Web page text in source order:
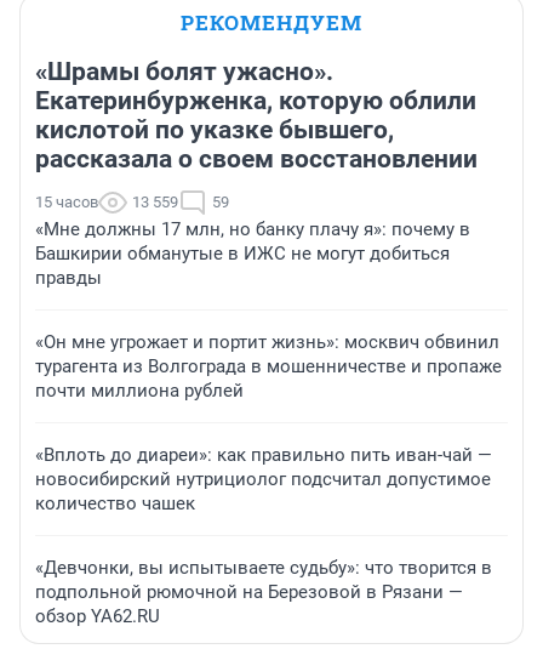
РЕКОМЕНДУЕМ
«Шрамы болят ужасно».
Екатеринбурженка, которую облили
кислотой по указке бывшего,
рассказала о своем восстановлении
15 часов 13 559 59
«Мне должны 17 млн, но банку плачу я»: почему в
Башкирии обманутые в ИЖС не могут добиться
правды
«Он мне угрожает и портит жизнь»: москвич обвинил
турагента из Волгограда в мошенничестве и пропаже
почти миллиона рублей
«Вплоть до диареи»: как правильно пить иван-чай —
новосибирский нутрициолог подсчитал допустимое
количество чашек
«Девчонки, вы испытываете судьбу»: что творится в
подпольной рюмочной на Березовой в Рязани —
обзор YA62.RU